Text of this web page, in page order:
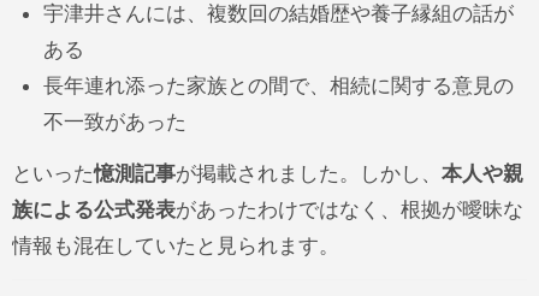
宇津井さんには、複数回の結婚歴や養子縁組の話が
ある
長年連れ添った家族との間で、相続に関する意見の
不一致があった
といった憶測記事が掲載されました。しかし、 本人や親
族による公式発表があったわけではなく、根拠が曖昧な
情報も混在していたと見られます。